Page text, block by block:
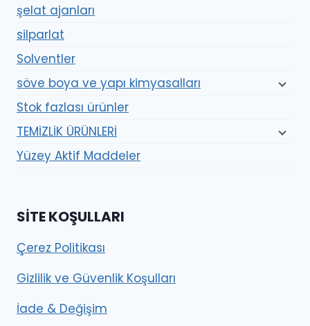
şelat ajanları
silparlat
Solventler
söve boya ve yapı kimyasalları
Stok fazlası ürünler
TEMİZLİK ÜRÜNLERİ
Yüzey Aktif Maddeler
SITE KOŞULLARI
Çerez Politikası
Gizlilik ve Güvenlik Koşulları
İade & Değişim